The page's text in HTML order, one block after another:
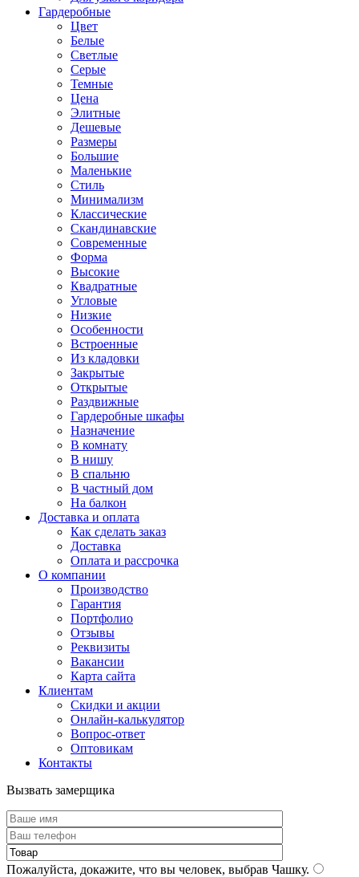
Гардеробные
Цвет
Белые
Светлые
Серые
Темные
Цена
Элитные
Дешевые
Размеры
Большие
Маленькие
Стиль
Минимализм
Классические
Скандинавские
Современные
Форма
Высокие
Квадратные
Угловые
Низкие
Особенности
Встроенные
Из кладовки
Закрытые
Открытые
Раздвижные
Гардеробные шкафы
Назначение
В комнату
В нишу
В спальню
В частный дом
На балкон
Доставка и оплата
Как сделать заказ
Доставка
Оплата и рассрочка
О компании
Производство
Гарантия
Портфолио
Отзывы
Реквизиты
Вакансии
Карта сайта
Клиентам
Скидки и акции
Онлайн-калькулятор
Вопрос-ответ
Оптовикам
Контакты
Вызвать замерщика
Пожалуйста, докажите, что вы человек, выбрав Чашку.